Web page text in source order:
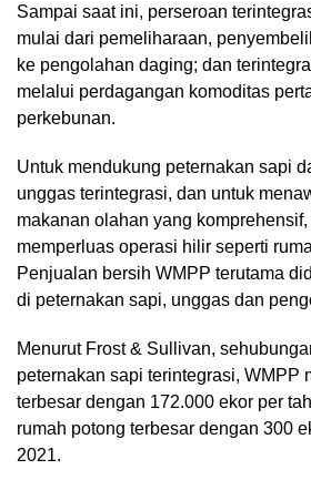
Sampai saat ini, perseroan
mulai dari pemeliharaan,
ke pengolahan daging; dan
melalui perdagangan komoditas
perkebunan.
Untuk mendukung peternakan sapi
unggas terintegrasi, dan untuk
makanan olahan yang
memperluas operasi hilir seperti
Penjualan bersih WMPP terutama
di peternakan sapi, unggas dan
Menurut Frost & Sullivan,
peternakan sapi terintegrasi, WMPP
terbesar dengan 172.000 ekor per
rumah potong terbesar dengan 300
2021.